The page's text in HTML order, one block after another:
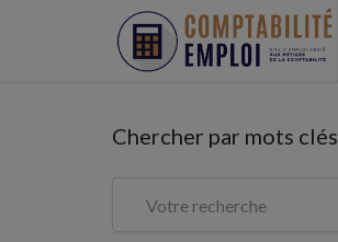
Chercher par mots clés